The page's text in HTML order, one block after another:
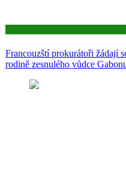
Francouzští prokurátoři žádají
rodině zesnulého vůdce